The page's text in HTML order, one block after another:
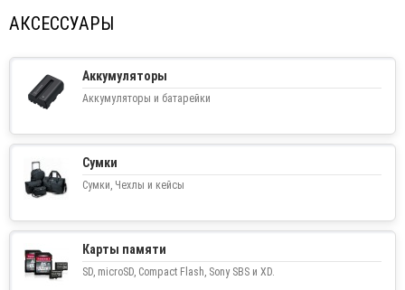
АКСЕССУАРЫ
Аккумуляторы
Аккумуляторы и батарейки
Сумки
Сумки, Чехлы и кейсы
Карты памяти
SD, microSD, Compact Flash, Sony SBS и XD.